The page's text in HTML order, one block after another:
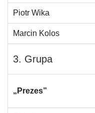
Piotr Wika
Marcin Kolos
3. Grupa
„Prezes”